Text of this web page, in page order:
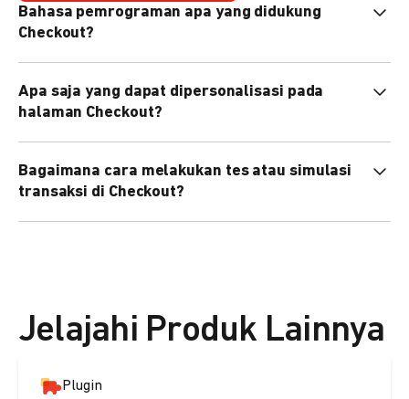
Bahasa pemrograman apa yang didukung
Checkout?
PHP, Node.js, Go, dll).
Apa saja yang dapat dipersonalisasi pada
halaman Checkout?
preferensi bahasa, dan urutan metode pembayaran sesuai
kebutuhan brand Anda.
Bagaimana cara melakukan tes atau simulasi
transaksi di Checkout?
Jelajahi Produk Lainnya
Plugin